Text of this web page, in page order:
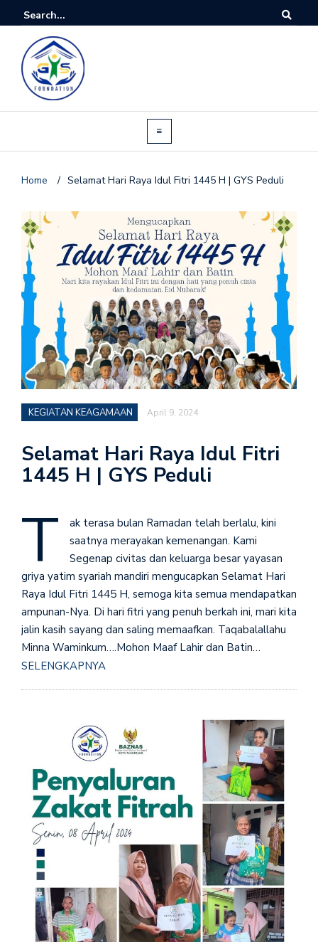
Home / Selamat Hari Raya Idul Fitri 1445 H | GYS Peduli
KEGIATAN KEAGAMAAN April 9, 2024
Selamat Hari Raya Idul Fitri
1445 H | GYS Peduli
T
ak terasa bulan Ramadan telah berlalu, kini
saatnya merayakan kemenangan. Kami
Segenap civitas dan keluarga besar yayasan
griya yatim syariah mandiri mengucapkan Selamat Hari
Raya Idul Fitri 1445 H, semoga kita semua mendapatkan
ampunan-Nya. Di hari fitri yang penuh berkah ini, mari kita
jalin kasih sayang dan saling memaafkan. Taqabalallahu
Minna Waminkum….Mohon Maaf Lahir dan Batin…
SELENGKAPNYA